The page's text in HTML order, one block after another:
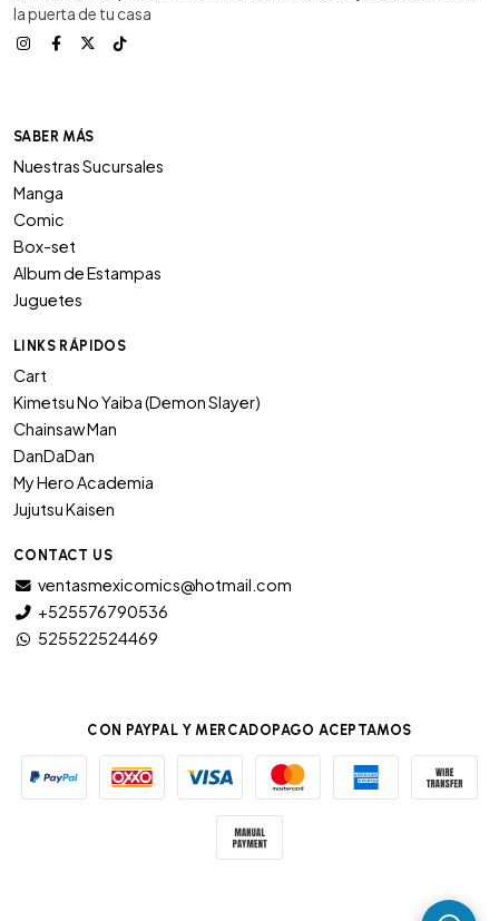
la puerta de tu casa
SABER MÁS
Nuestras Sucursales
Manga
Comic
Box-set
Album de Estampas
Juguetes
LINKS RÁPIDOS
Cart
Kimetsu No Yaiba (Demon Slayer)
Chainsaw Man
DanDaDan
My Hero Academia
Jujutsu Kaisen
CONTACT US
ventasmexicomics@hotmail.com
+525576790536
525522524469
CON PAYPAL Y MERCADOPAGO ACEPTAMOS